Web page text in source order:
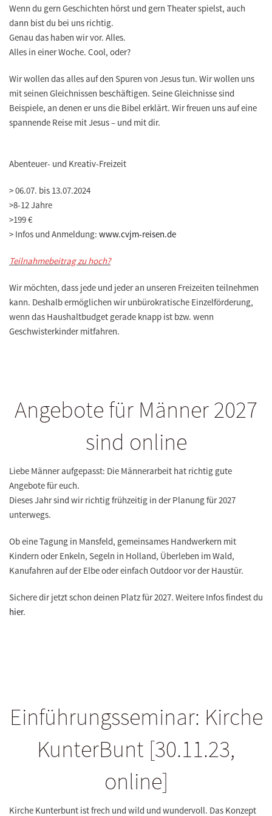
Wenn du gern Geschichten hörst und gern Theater spielst, auch
dann bist du bei uns richtig.
Genau das haben wir vor. Alles.
Alles in einer Woche. Cool, oder?
Wir wollen das alles auf den Spuren von Jesus tun. Wir wollen uns
mit seinen Gleichnissen beschäftigen. Seine Gleichnisse sind
Beispiele, an denen er uns die Bibel erklärt. Wir freuen uns auf eine
spannende Reise mit Jesus – und mit dir.
Abenteuer- und Kreativ-Freizeit
>06.07. bis 13.07.2024
>8-12 Jahre
>199 €
> Infos und Anmeldung: www.cvjm-reisen.de
Teilnahmebeitrag zu hoch?
Wir möchten, dass jede und jeder an unseren Freizeiten teilnehmen
kann. Deshalb ermöglichen wir unbürokratische Einzelförderung,
wenn das Haushaltbudget gerade knapp ist bzw. wenn
Geschwisterkinder mitfahren.
Angebote für Männer 2027
sind online
Liebe Männer aufgepasst: Die Männerarbeit hat richtig gute
Angebote für euch.
Dieses Jahr sind wir richtig frühzeitig in der Planung für 2027
unterwegs.
Ob eine Tagung in Mansfeld, gemeinsames Handwerkern mit
Kindern oder Enkeln, Segeln in Holland, Überleben im Wald,
Kanufahren auf der Elbe oder einfach Outdoor vor der Haustür.
Sichere dir jetzt schon deinen Platz für 2027. Weitere Infos findest du
hier.
Einführungsseminar: Kirche
KunterBunt [30.11.23,
online]
Kirche Kunterbunt ist frech und wild und wundervoll. Das Konzept